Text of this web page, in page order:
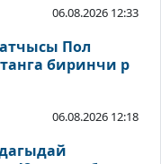
06.08.2026 12:33
Пол
биринчи р
06.08.2026 12:18